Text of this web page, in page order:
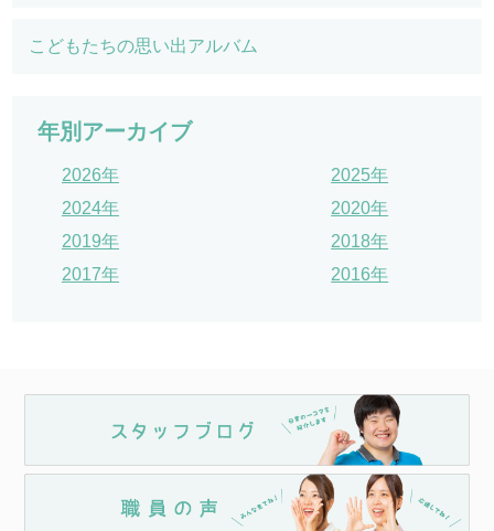
こどもたちの思い出アルバム
年別アーカイブ
2026年
2025年
2024年
2020年
2019年
2018年
2017年
2016年